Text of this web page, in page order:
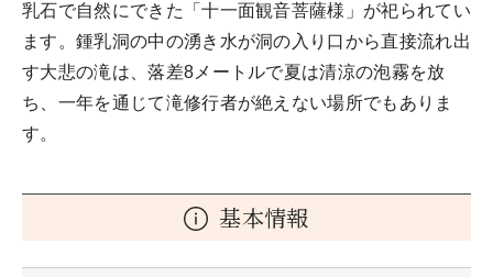
乳石で自然にできた「十一面観音菩薩様」が祀られてい
ます。鍾乳洞の中の湧き水が洞の入り口から直接流れ出
す大悲の滝は、落差8メートルで夏は清涼の泡霧を放
ち、一年を通じて滝修行者が絶えない場所でもありま
す。
基本情報